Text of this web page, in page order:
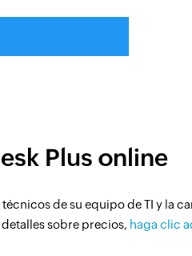
Plus online
de su equipo de TI y la
sobre precios, haga clic